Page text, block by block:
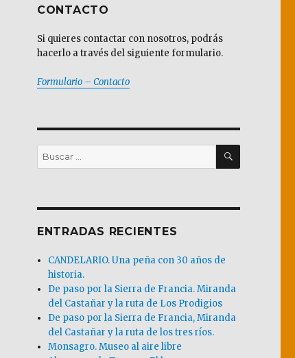
CONTACTO
Si quieres contactar con nosotros, podrás
hacerlo a través del siguiente formulario.
Formulario – Contacto
Buscar
por:
BUSCAR
ENTRADAS RECIENTES
CANDELARIO. Una peña con 30 años de
historia.
De paso por la Sierra de Francia. Miranda
del Castañar y la ruta de Los Prodigios
De paso por la Sierra de Francia, Miranda
del Castañar y la ruta de los tres ríos.
Monsagro. Museo al aire libre